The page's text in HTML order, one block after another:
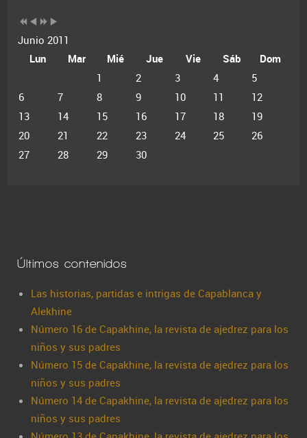
Junio 2011
Lun
Mar Mié Jue Vie Sáb
Dom
1
2 3 4
5
6
7 8 9 10 11
12
13
14 15 16 17 18
19
20
21 22 23 24 25
26
27
28 29 30
Últimos contenidos
Las historias, partidas e intrigas de Capablanca y
Alekhine
Número 16 de Capakhine, la revista de ajedrez para los
niños y sus padres
Número 15 de Capakhine, la revista de ajedrez para los
niños y sus padres
Número 14 de Capakhine, la revista de ajedrez para los
niños y sus padres